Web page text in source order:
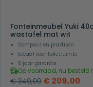
Fonteinmeubel Yuki
wastafel mat wit
Compact en praktisch
Ideaal voor toiletruimte
5 jaar garantie
Op voorraad, nu besteld
€349,00 € 209,00